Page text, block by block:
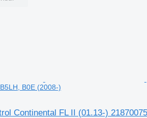
B0E (2008-)
Continental FL II (01.13-)